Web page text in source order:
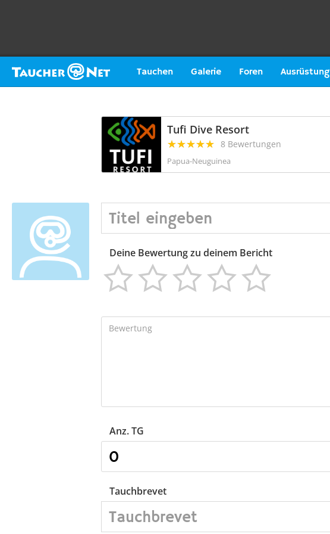
Tauchen Galerie Foren Ausrüstung
Tufi Dive Resort
8 Bewertungen
Papua-Neuguinea
Deine Bewertung zu deinem Bericht
    
Anz. TG
Tauchbrevet